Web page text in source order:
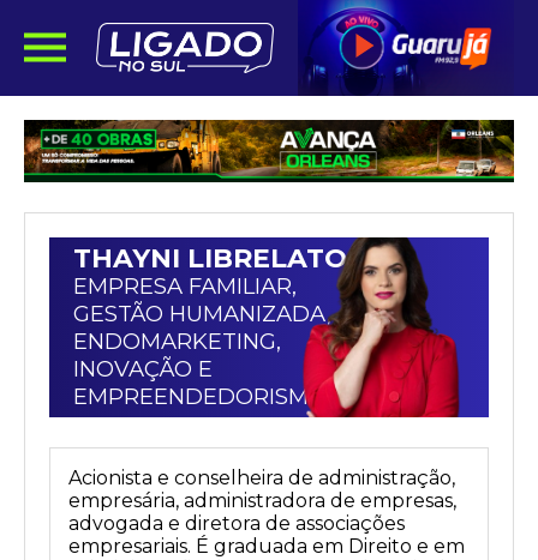
THAYNI LIBRELATO
EMPRESA FAMILIAR,
GESTÃO HUMANIZADA,
ENDOMARKETING,
INOVAÇÃO E
EMPREENDEDORISMO
Acionista e conselheira de administração,
empresária, administradora de empresas,
advogada e diretora de associações
empresariais. É graduada em Direito e em